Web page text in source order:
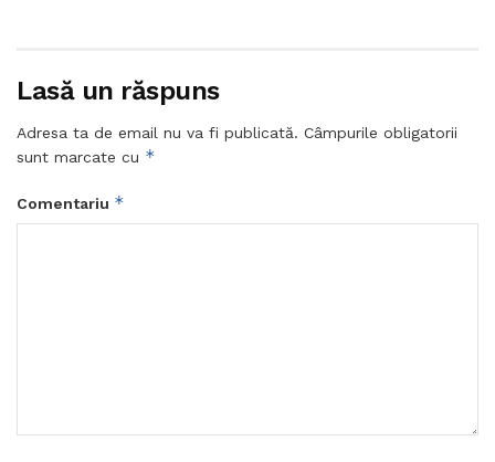
Lasă un răspuns
Adresa ta de email nu va fi publicată. Câmpurile obligatorii
sunt marcate cu *
Comentariu *